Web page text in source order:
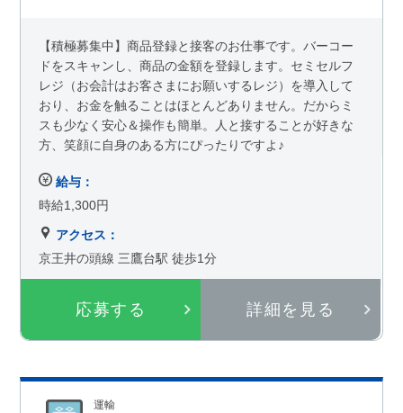
応募する 詳細を見る
【積極募集中】商品登録と接客のお仕事です。バーコー
ドをスキャンし、商品の金額を登録します。セミセルフ
レジ（お会計はお客さまにお願いするレジ）を導入して
おり、お金を触ることはほとんどありません。だからミ
スも少なく安心＆操作も簡単。人と接することが好きな
方、笑顔に自身のある方にぴったりですよ♪
給与：
時給1,300円
アクセス：
京王井の頭線 三鷹台駅 徒歩1分
運輸